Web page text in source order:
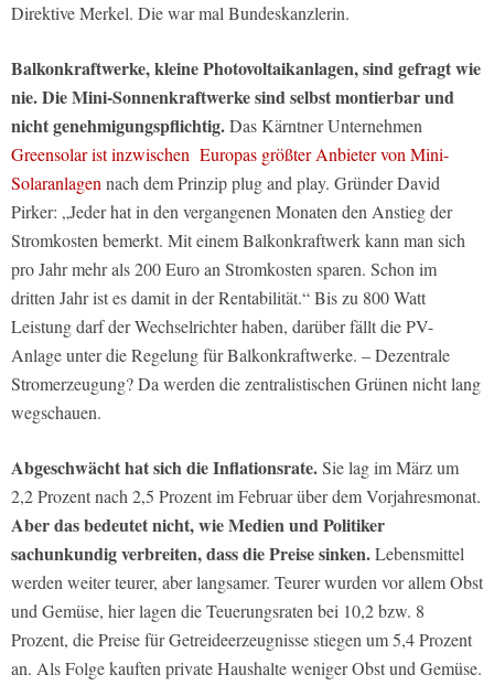
Direktive Merkel. Die war mal Bundeskanzlerin.
Balkonkraftwerke, kleine Photovoltaikanlagen, sind gefragt wie
nie. Die Mini-Sonnenkraftwerke sind selbst montierbar und
nicht genehmigungspflichtig.Das Kärntner Unternehmen
Greensolar ist inzwischen Europas größter Anbieter von Mini-
Solaranlagen nach dem Prinzip plug and play. Gründer David
Pirker: „Jeder hat in den vergangenen Monaten den Anstieg der
Stromkosten bemerkt. Mit einem Balkonkraftwerk kann man sich
pro Jahr mehr als 200 Euro an Stromkosten sparen. Schon im
dritten Jahr ist es damit in der Rentabilität.“ Bis zu 800 Watt
Leistung darf der Wechselrichter haben, darüber fällt die PV-
Anlage unter die Regelung für Balkonkraftwerke. – Dezentrale
Stromerzeugung? Da werden die zentralistischen Grünen nicht lang
wegschauen.
Abgeschwächt hat sich die Inflationsrate.Sie lag im März um
2,2 Prozent nach 2,5 Prozent im Februar über dem Vorjahresmonat.
Aber das bedeutet nicht, wie Medien und Politiker
sachunkundig verbreiten, dass die Preise sinken.Lebensmittel
werden weiter teurer, aber langsamer. Teurer wurden vor allem Obst
und Gemüse, hier lagen die Teuerungsraten bei 10,2 bzw. 8
Prozent, die Preise für Getreideerzeugnisse stiegen um 5,4 Prozent
an. Als Folge kauften private Haushalte weniger Obst und Gemüse.